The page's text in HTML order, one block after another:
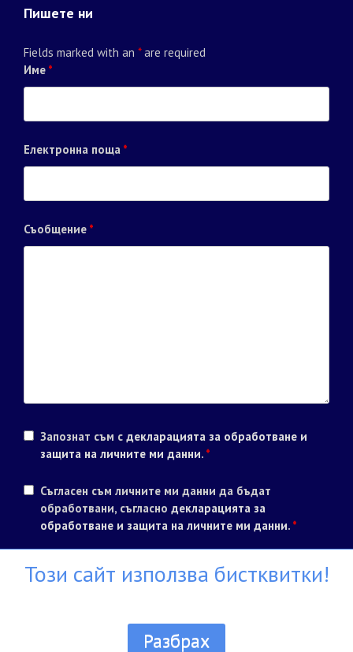
Този сайт използва бистквитки!
Разбрах
Пишете ни
Fields marked with an *are required
Име *
Електронна поща *
Съобщение *
Запознат съм с декларацията за обработване и
защита на личните ми данни. *
Съгласен съм личните ми данни да бъдат
обработвани, съгласно декларацията за
обработване и защита на личните ми данни. *
Всички права запазени ® Училище Диел 1990 - 2026